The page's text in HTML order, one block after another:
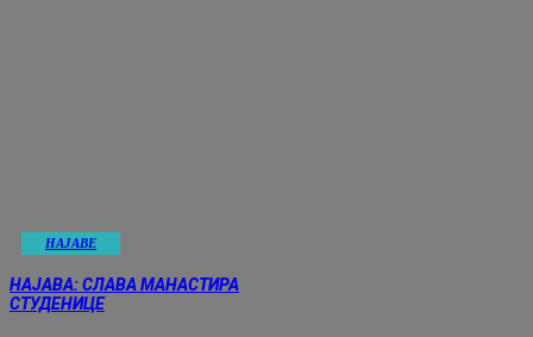
НАЈАВE
НАЈАВА: СЛАВА МАНАСТИРА
СТУДЕНИЦЕ